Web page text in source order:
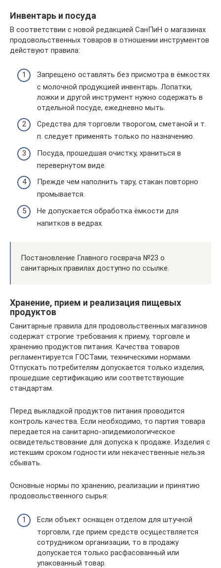
Инвентарь и посуда
В соответствии с новой редакцией СанПиН о магазинах
продовольственных товаров в отношении инструментов
действуют правила:
Запрещено оставлять без присмотра в ёмкостях
с молочной продукцией инвентарь. Лопатки,
ложки и другой инструмент нужно содержать в
отдельной посуде, ежедневно мыть.
Средства для торговли творогом, сметаной и т.
п. следует применять только по назначению.
Посуда, прошедшая очистку, храниться в
перевернутом виде.
Прежде чем наполнить тару, стакан повторно
промывается.
Не допускается обработка ёмкости для
напитков в ведрах.
Постановление Главного госврача №23 о
санитарных правилах доступно по ссылке.
Хранение, прием и реализация пищевых
продуктов
Санитарные правила для продовольственных магазинов
содержат строгие требования к приему, торговле и
хранению продуктов питания. Качества товаров
регламентируется ГОСТами, техническими нормами.
Отпускать потребителям допускается только изделия,
прошедшие сертификацию или соответствующие
стандартам.
Перед выкладкой продуктов питания проводится
контроль качества. Если необходимо, то партия товара
передается на санитарно-эпидемиологическое
освидетельствование для допуска к продаже. Изделия с
истекшим сроком годности или некачественные нельзя
сбывать.
Основные нормы по хранению, реализации и принятию
продовольственного сырья:
Если объект оснащен отделом для штучной
торговли, где прием средств осуществляется
сотрудником организации, то в продажу
допускается только расфасованный или
упакованный товар.